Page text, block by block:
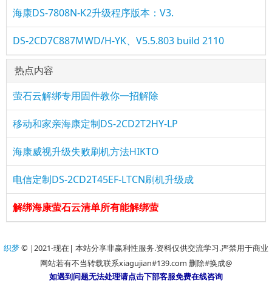
海康DS-7808N-K2升级程序版本：V3.
DS-2CD7C887MWD/H-YK、V5.5.803 build 2110
热点内容
萤石云解绑专用固件教你一招解除
移动和家亲海康定制DS-2CD2T2HY-LP
海康威视升级失败刷机方法HIKTO
电信定制DS-2CD2T45EF-LTCN刷机升级成
解绑海康萤石云清单所有能解绑萤
织梦© |2021-现在| 本站分享非赢利性服务.资料仅供交流学习.严禁用于商业
网站若有不当转载联系xiagujian#139.com 删除#换成@
如遇到问题无法处理请点击下部客服免费在线咨询